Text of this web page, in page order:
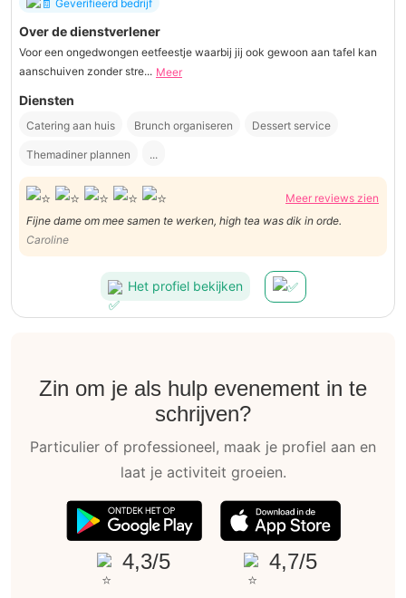
Geverifieerd bedrijf
Over de dienstverlener
Voor een ongedwongen eetfeestje waarbij jij ook gewoon aan tafel kan
aanschuiven zonder stre... Meer
Diensten
Catering aan huis Brunch organiseren Dessert service
Themadiner plannen ...
Meer reviews zien
Fijne dame om mee samen te werken, high tea was dik in orde.
Caroline
Het profiel bekijken
Zin om je als hulp evenement in te
schrijven?
Particulier of professioneel, maak je profiel aan en
laat je activiteit groeien.
4,3/5 4,7/5